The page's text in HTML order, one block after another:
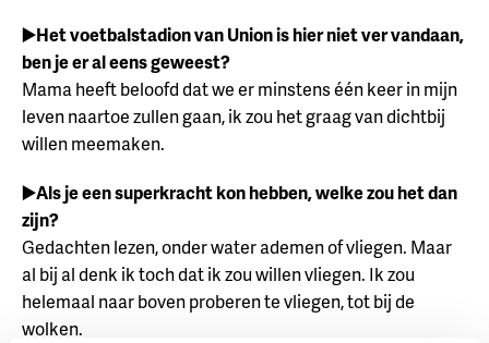
▶️Het voetbalstadion van Union is hier niet ver vandaan,
ben je er al eens geweest?
Mama heeft beloofd dat we er minstens één keer in mijn
leven naartoe zullen gaan, ik zou het graag van dichtbij
willen meemaken.
▶️Als je een superkracht kon hebben, welke zou het dan
zijn?
Gedachten lezen, onder water ademen of vliegen. Maar
al bij al denk ik toch dat ik zou willen vliegen. Ik zou
helemaal naar boven proberen te vliegen, tot bij de
wolken.